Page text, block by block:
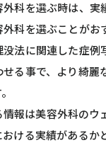
科を選ぶ時は、実
科を選ぶことがお
法に関連した症例
る事で、より綺麗
報は美容外科のウ
ける実績があるか